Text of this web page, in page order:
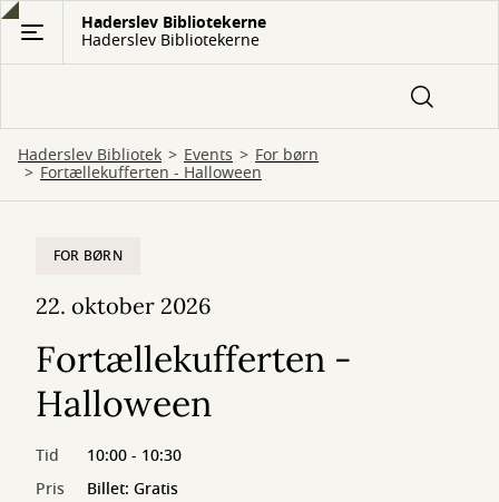
Gå
hovedindhold
Haderslev Bibliotekerne
Haderslev Bibliotekerne
Haderslev Bibliotek Events For børn
Fortællekufferten - Halloween
FOR BØRN
22. oktober 2026
Fortællekufferten -
Halloween
Tid
10:00 - 10:30
Pris
Billet: Gratis